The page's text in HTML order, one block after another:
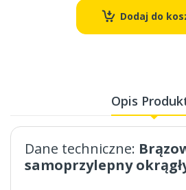
Dodaj do
Opis
Dane techniczne:
samoprzylepny